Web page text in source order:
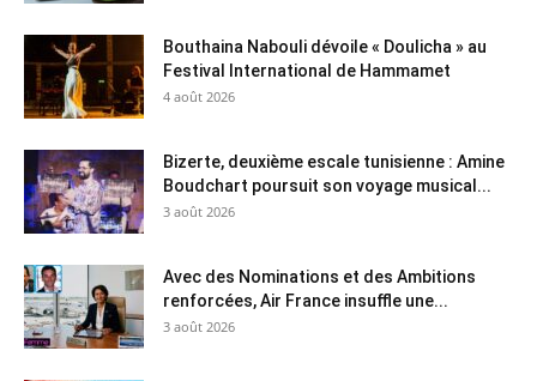
Bouthaina Nabouli dévoile « Doulicha » au
Festival International de Hammamet
4 août 2026
Bizerte, deuxième escale tunisienne : Amine
Boudchart poursuit son voyage musical...
3 août 2026
Avec des Nominations et des Ambitions
renforcées, Air France insuffle une...
3 août 2026